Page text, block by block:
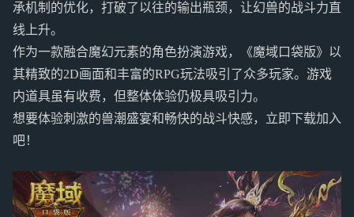
承机制的优化，打破了以往的输出瓶颈，让幻兽的战斗力直
线上升。
作为一款融合魔幻元素的角色扮演游戏，《魔域口袋版》以
其精致的2D画面和丰富的RPG玩法吸引了众多玩家。游戏
内道具虽有收费，但整体体验仍极具吸引力。
想要体验刺激的兽潮盛宴和畅快的战斗快感，立即下载加入
吧！